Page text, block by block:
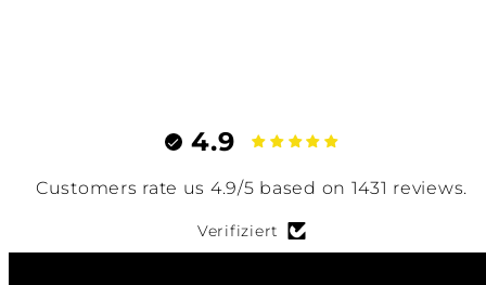
4.9
Customers rate us 4.9/5 based on 1431 reviews.
Verifiziert